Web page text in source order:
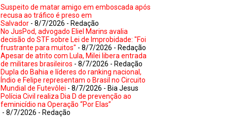
Suspeito de matar amigo em emboscada após
recusa ao tráfico é preso em
Salvador - 8/7/2026 - Redação
No JusPod, advogado Eliel Marins avalia
decisão do STF sobre Lei de Improbidade: "Foi
frustrante para muitos" - 8/7/2026 - Redação
Apesar de atrito com Lula, Milei libera entrada
de militares brasileiros - 8/7/2026 - Redação
Dupla do Bahia e líderes do ranking nacional,
Índio e Felipe representam o Brasil no Circuito
Mundial de Futevôlei - 8/7/2026 - Bia Jesus
Polícia Civil realiza Dia D de prevenção ao
feminicídio na Operação “Por Elas”
- 8/7/2026 - Redação